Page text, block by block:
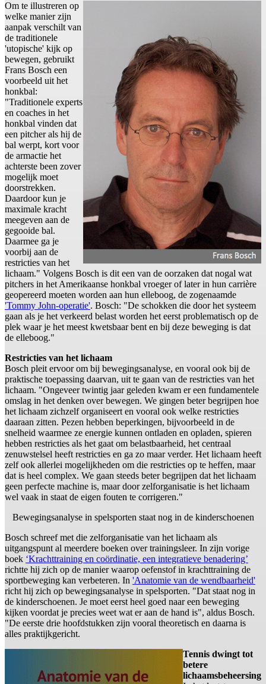
Om te illustreren op
welke manier zijn
aanpak verschilt van
de traditionele
'utopische' kijk op
bewegen, gebruikt
Frans Bosch een
voorbeeld uit het
honkbal:
"Traditionele experts
en coaches in het
honkbal vinden dat
een pitcher als hij de
bal werpt, kort voor
de armactie het
achterste been zover
mogelijk moet
doorstrekken.
Daardoor kun je
maximale kracht
meegeven aan de
gegooide bal.
Daarmee ga je
voorbij aan de
restricties van het
lichaam." Volgens Bosch is dit een van de oorzaken dat nogal wat
pitchers in het Amerikaanse honkbal vroeger of later in hun carrière
geopereerd moeten worden aan hun elleboog, de zogenaamde
'Tommy John-operatie'. Bosch: "De schokken die door het systeem
gaan als je het verkeerd belast worden het eerst problematisch op de
plek waar je het meest kwetsbaar bent en bij deze beweging is dat
de elleboog."
Restricties van het lichaam
Bosch pleit ervoor om bij bewegingsanalyse, en vooral ook bij de
praktische toepassing daarvan, uit te gaan van de restricties van het
lichaam. "Ongeveer twintig jaar geleden kwam er een fundamentele
omslag in het denken over bewegen. We gingen beter begrijpen hoe
het lichaam zichzelf organiseert en vooral ook welke restricties
daaraan zitten. Pezen hebben beperkingen, bijvoorbeeld in de
snelheid waarmee ze energie kunnen ontladen en opladen, spieren
hebben restricties als het gaat om belastbaarheid, het centraal
zenuwstelsel heeft restricties en ga zo maar verder. Het lichaam heeft
zelf ook allerlei mogelijkheden om die restricties op te heffen, maar
dat is heel complex. We gaan steeds beter begrijpen dat het lichaam
geen perfecte machine is, maar door zelforganisatie is het lichaam
wel vaak in staat de eigen fouten te corrigeren."
Bewegingsanalyse in spelsporten staat nog in de kinderschoenen
Bosch schreef met die zelforganisatie van het lichaam als
uitgangspunt al meerdere boeken over trainingsleer. In zijn vorige
boek ‘Krachttraining en coördinatie, een integratieve benadering’
richtte hij zich op de manier waarop oefenstof in krachttraining de
sportbeweging kan verbeteren. In 'Anatomie van de wendbaarheid'
richt hij zich op bewegingsanalyse in spelsporten. "Dat staat nog in
de kinderschoenen. Je moet eerst heel goed naar een beweging
kijken voordat je precies weet wat er aan de hand is", aldus Bosch.
"De eerste drie hoofdstukken zijn vooral theoretisch en daarna is
alles praktijkgericht.
Tennis dwingt tot
betere
lichaamsbeheersing